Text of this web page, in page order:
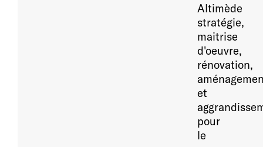
Altimède
stratégie,
maitrise
d'oeuvre,
rénovation,
et
pour
le